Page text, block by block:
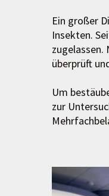
Ein großer
Insekten.
zugelassen.
überprüft
Um
zur